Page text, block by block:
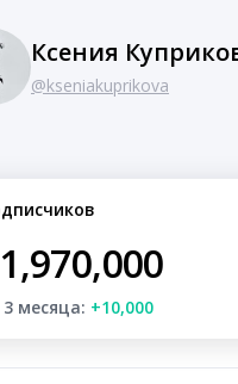
Ксения
@kseniakuprikova
месяца: +10,000